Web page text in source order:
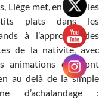
Liège met, en effet, les
plats dans les
à l’approche des
de la nativité, avec
animations qui vont
au delà de la simple
d’achalandage :